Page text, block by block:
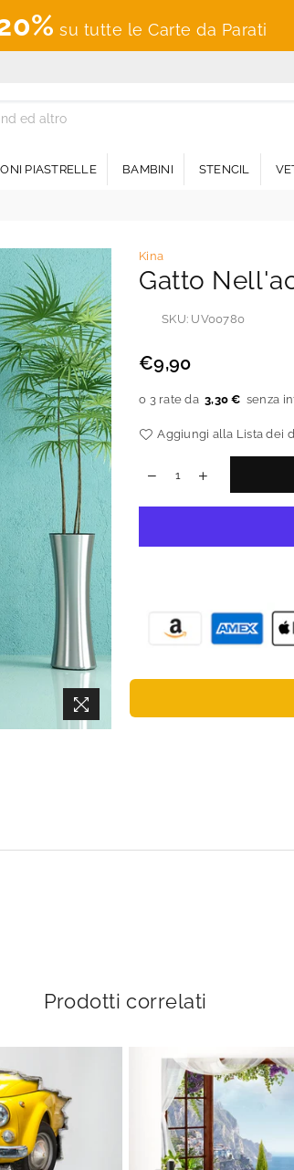
su tutte le Carte da Parati
PIASTRELLE BAMBINI STENCIL
Kina
Gatto
SKU: UV00780
Prezzo
€9,90
3,30 €
Aggiungi alla Lista dei
Prodotti correlati